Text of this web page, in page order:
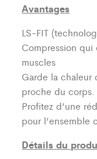
Avantages
LS-FIT
Compression
muscles
Garde la chaleur
proche du corps.
Profitez d’une
pour l’ensemble
Détails du